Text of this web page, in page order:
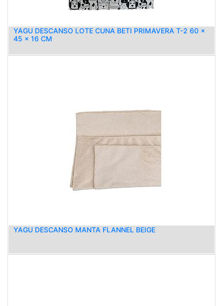
YAGU DESCANSO LOTE CUNA BETI PRIMAVERA T-2 60 x
45 x 16 CM
YAGU DESCANSO MANTA FLANNEL BEIGE